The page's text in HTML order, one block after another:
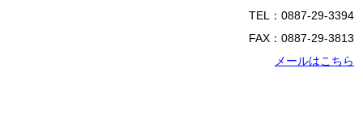
TEL：0887-29-3394
FAX：0887-29-3813
メールはこちら